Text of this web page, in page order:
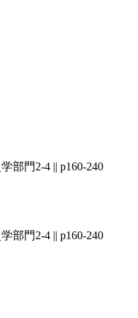
部門2-4 || p160-240
部門2-4 || p160-240